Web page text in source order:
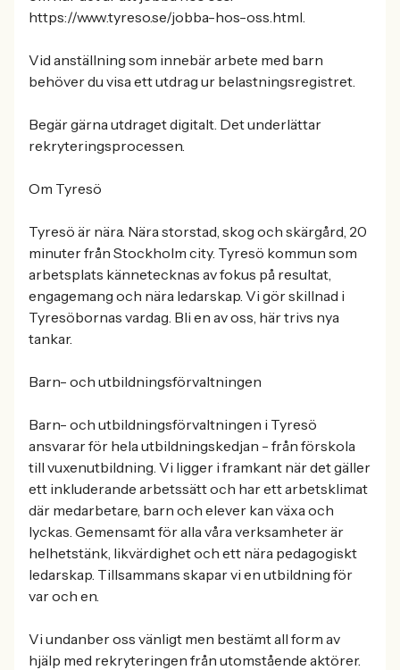
https://www.tyreso.se/jobba-hos-oss.html.
Vid anställning som innebär arbete med barn
behöver du visa ett utdrag ur belastningsregistret.
Begär gärna utdraget digitalt. Det underlättar
rekryteringsprocessen.
Om Tyresö
Tyresö är nära. Nära storstad, skog och skärgård, 20
minuter från Stockholm city. Tyresö kommun som
arbetsplats kännetecknas av fokus på resultat,
engagemang och nära ledarskap. Vi gör skillnad i
Tyresöbornas vardag. Bli en av oss, här trivs nya
tankar.
Barn- och utbildningsförvaltningen
Barn- och utbildningsförvaltningen i Tyresö
ansvarar för hela utbildningskedjan - från förskola
till vuxenutbildning. Vi ligger i framkant när det gäller
ett inkluderande arbetssätt och har ett arbetsklimat
där medarbetare, barn och elever kan växa och
lyckas. Gemensamt för alla våra verksamheter är
helhetstänk, likvärdighet och ett nära pedagogiskt
ledarskap. Tillsammans skapar vi en utbildning för
var och en.
Vi undanber oss vänligt men bestämt all form av
hjälp med rekryteringen från utomstående aktörer.